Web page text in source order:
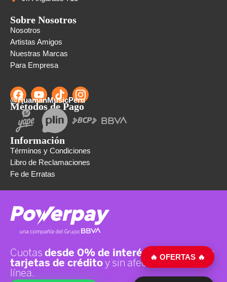
Sobre Nosotros
Nosotros
Artistas Amigos
Nuestras Marcas
Para Empresa
@HuamanMusicPeru
Métodos de Pago
Información
Términos y Condiciones
Libro de Reclamaciones
Fe de Erratas
🔥 OFERTAS 🔥